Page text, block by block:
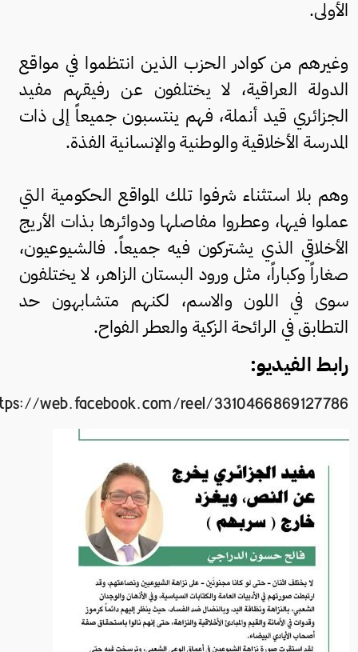
الأولى.
وغيرهم من كوادر الحزب الذين انتظموا في مواقع
الدولة العراقية، لا يختلفون عن رفيقهم مفيد
الجزائري قيد أنملة، فهم ينتسبون جميعاً إلى ذات
المدرسة الأخلاقية والوطنية والإنسانية الفذة.
وهم بلا استثناء شرفوا تلك المواقع الحكومية التي
عملوا فيها، وعطروا مفاصلها ودوائرها بذات الأريج
الأخلاقي الذي يشتركون فيه جميعاً. فالشيوعيون،
صغاراً وكباراً، مثل ورود البستان الزاهر، لا يختلفون
سوى في اللون والاسم، لكنهم متشابهون حد
التطابق في الرائحة الزكية والعطر الفواح.
رابط الفيديو:
web.facebook.com/reel/3310466869127786